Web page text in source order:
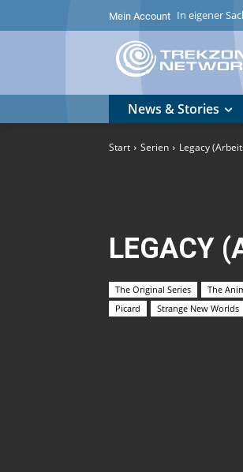
Mein Account In eigener
News & Stories
Start Serien Legacy
LEGACY
The Original Series The
Picard
Strange New Worlds